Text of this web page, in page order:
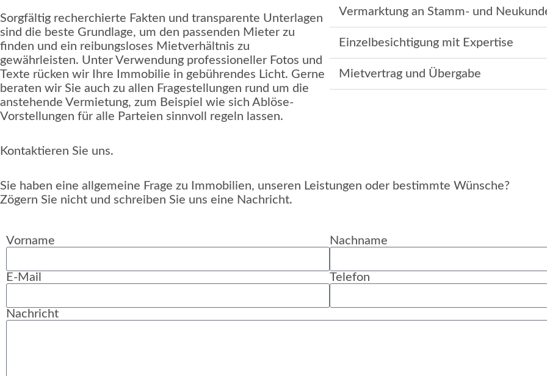
Sorgfältig recherchierte Fakten und transparente Unterlagen
sind die beste Grundlage, um den passenden Mieter zu
finden und ein reibungsloses Mietverhältnis zu
gewährleisten. Unter Verwendung professioneller Fotos und
Texte rücken wir Ihre Immobilie in gebührendes Licht. Gerne
beraten wir Sie auch zu allen Fragestellungen rund um die
anstehende Vermietung, zum Beispiel wie sich Ablöse-
Vorstellungen für alle Parteien sinnvoll regeln lassen.
Vermarktung an Stamm- und
Einzelbesichtigung mit Expertise
Mietvertrag und Übergabe
Kontaktieren Sie uns.
Sie haben eine allgemeine Frage zu Immobilien, unseren Leistungen oder bestimmte Wünsche?
Zögern Sie nicht und schreiben Sie uns eine Nachricht.
Vorname Nachname
E-Mail Telefon
Nachricht